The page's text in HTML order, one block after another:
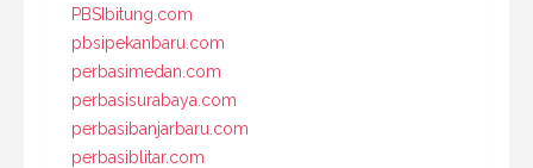
PBSIbitung.com
pbsipekanbaru.com
perbasimedan.com
perbasisurabaya.com
perbasibanjarbaru.com
perbasiblitar.com